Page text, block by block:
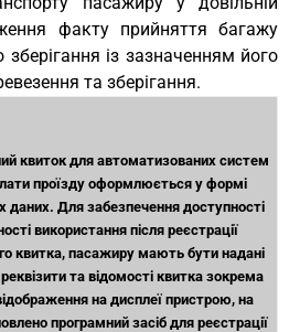
факту прийняття багажу
із зазначенням його
та зберігання.
квиток для автоматизованих систем
проїзду оформлюється у формі
даних. Для забезпечення доступності
використання після реєстрації
квитка, пасажиру мають бути надані
реквізити та відомості квитка зокрема
на дисплеї пристрою, на
програмний засіб для реєстрації